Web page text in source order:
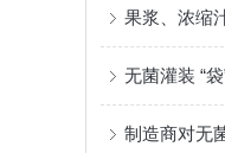
制造商对无